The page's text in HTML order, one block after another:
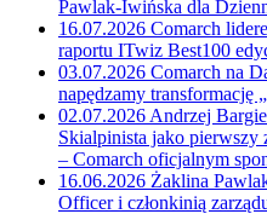
Pawlak-Iwińska dla
16.07.2026 Comarch
raportu ITwiz Best100
03.07.2026 Comarch na
napędzamy transformację
02.07.2026 Andrzej
Skialpinista jako pierwszy
– Comarch oficjalnym
16.06.2026 Żaklina
Officer i członkinią